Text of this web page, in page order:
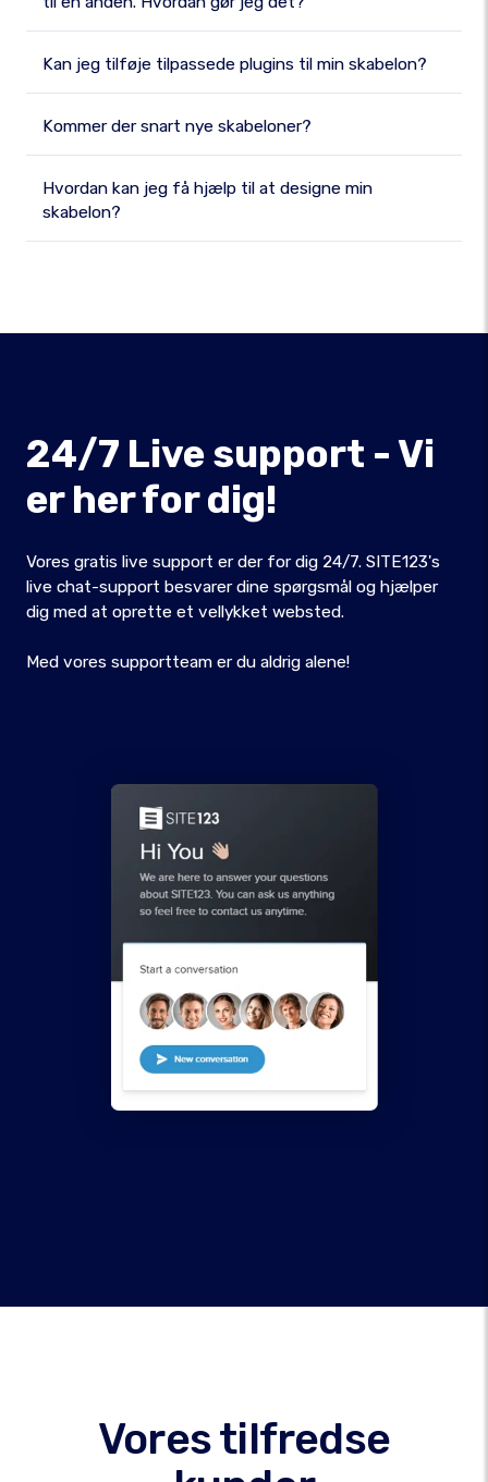
Kan jeg tilføje tilpassede plugins til min skabelon?
Kommer der snart nye skabeloner?
Hvordan kan jeg få hjælp til at designe min
skabelon?
24/7 Live support - Vi
er her for dig!
Vores gratis live support er der for dig 24/7. SITE123's
live chat-support besvarer dine spørgsmål og hjælper
dig med at oprette et vellykket websted.
Med vores supportteam er du aldrig alene!
Vores tilfredse